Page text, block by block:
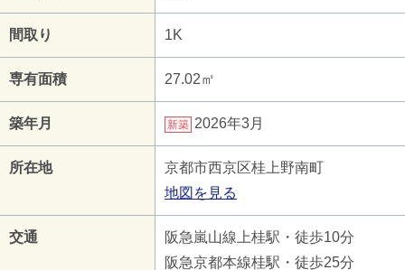
間取り 1K
専有面積 27.02㎡
築年月 新築 2026年3月
所在地
京都市西京区桂上野南町
地図を見る
交通
阪急嵐山線上桂駅・徒歩10分
阪急京都本線桂駅・徒歩25分